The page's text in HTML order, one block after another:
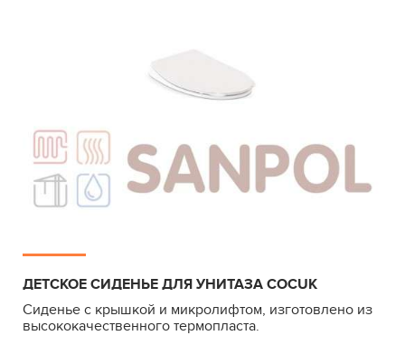
ДЕТСКОЕ СИДЕНЬЕ ДЛЯ УНИТАЗА COCUK
Сиденье с крышкой и микролифтом, изготовлено из
высококачественного термопласта.